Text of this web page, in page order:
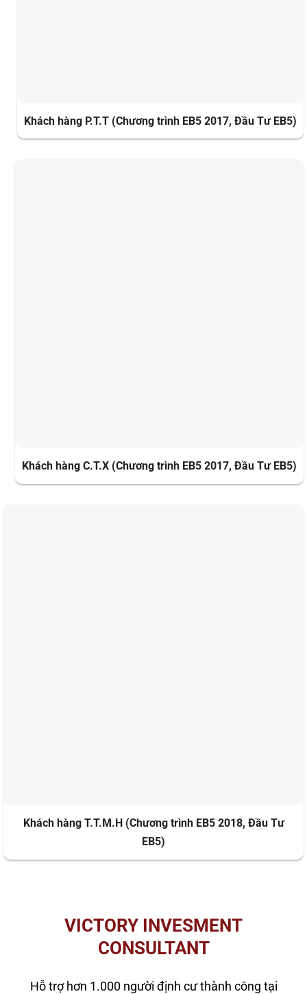
Khách hàng P.T.T (Chương trình EB5 2017, Đầu Tư EB5)
Khách hàng C.T.X (Chương trình EB5 2017, Đầu Tư EB5)
Khách hàng T.T.M.H (Chương trình EB5 2018, Đầu Tư
EB5)
VICTORY INVESMENT
CONSULTANT
Hỗ trợ hơn 1.000 người định cư thành công tại